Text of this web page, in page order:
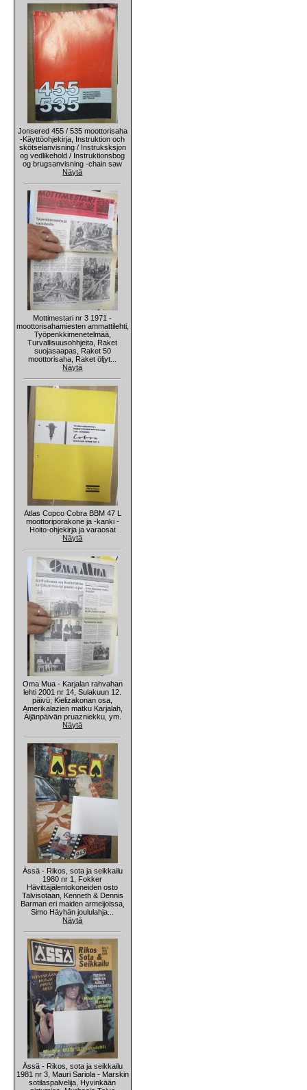
Jonsered 455 / 535 moottorisaha
-Käyttöohjekirja, Instruktion och
skötselanvisning / Instruksksjon
og vedlikehold / Instruktionsbog
og brugsanvisning -chain saw
Näytä
Mottimestari nr 3 1971 -
moottorisahamiesten ammattilehti,
Työpenkkimenetelmää,
Turvallisuusohhjeita, Raket
suojasaapas, Raket 50
moottorisaha, Raket öljyt...
Näytä
Atlas Copco Cobra BBM 47 L
moottoriporakone ja -kanki -
Hoito-ohjekirja ja varaosat
Näytä
Oma Mua - Karjalan rahvahan
lehti 2001 nr 14, Sulakuun 12.
päivü; Kielizakonan osa,
Amerikalazien matku Karjalah,
Äijänpäivän pruazniekku, ym.
Näytä
Ässä - Rikos, sota ja seikkailu
1980 nr 1, Fokker
Hävittäjälentokoneiden osto
Talvisotaan, Kenneth & Dennis
Barman eri maiden armeijoissa,
Simo Häyhän joululahja...
Näytä
Ässä - Rikos, sota ja seikkailu
1981 nr 3, Mauri Sariola - Marskin
sotilaspalvelija, Hyvinkään